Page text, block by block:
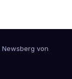
Newsberg von